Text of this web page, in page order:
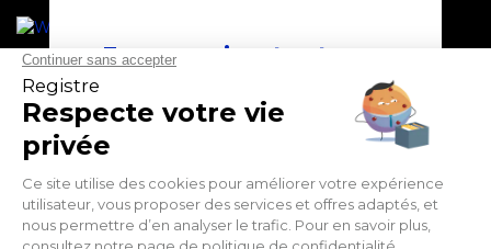
En poursuivant votre
navigation sur ce site,
vous devez accepter
l’utilisation et l'écriture
de Cookies.
J'accepte
Conditions générales de vente